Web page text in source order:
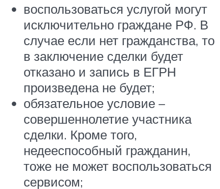
воспользоваться услугой могут
исключительно граждане РФ. В
случае если нет гражданства, то
в заключение сделки будет
отказано и запись в ЕГРН
произведена не будет;
обязательное условие –
совершеннолетие участника
сделки. Кроме того,
недееспособный гражданин,
тоже не может воспользоваться
сервисом;